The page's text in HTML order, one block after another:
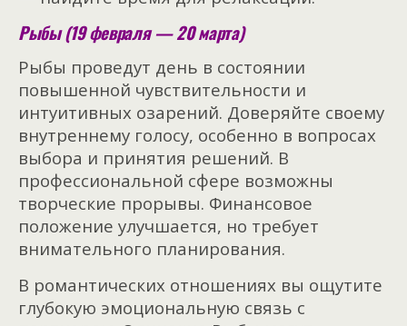
Рыбы (19 февраля — 20 марта)
Рыбы проведут день в состоянии
повышенной чувствительности и
интуитивных озарений. Доверяйте своему
внутреннему голосу, особенно в вопросах
выбора и принятия решений. В
профессиональной сфере возможны
творческие прорывы. Финансовое
положение улучшается, но требует
внимательного планирования.
В романтических отношениях вы ощутите
глубокую эмоциональную связь с